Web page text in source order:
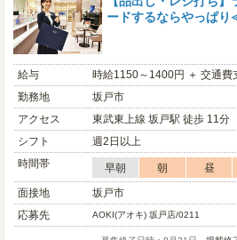
ードするならやっぱ
給与
時給1150～1400円 ＋ 交通費
勤務地
坂戸市
アクセス
東武東上線 坂戸駅 徒歩 11分
シフト
週2日以上
時間帯
早朝 朝 昼
面接地
坂戸市
応募先
AOKI(アオキ) 坂戸店/0211